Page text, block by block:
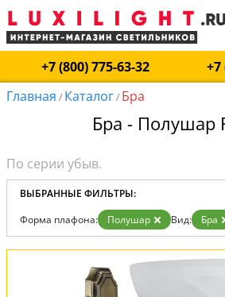
+7 (800) 775-63-32
+7
Главная / Каталог/ Бра
Бра - Полушар
ВЫБРАННЫЕ ФИЛЬТРЫ:
Форма плафона: Полушар Вид: Бра